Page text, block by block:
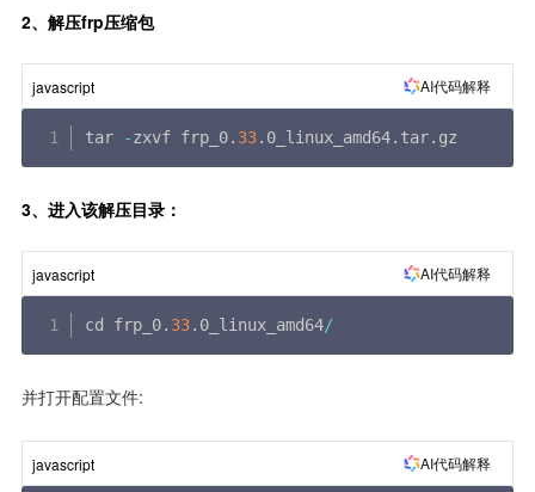
2、解压frp压缩包
javascript AI代码解释
tar -zxvf frp_0. 33. 0_linux_amd64. tar. gz
3、进入该解压目录：
javascript AI代码解释
cd frp_0. 33. 0_linux_amd64/
并打开配置文件:
javascript AI代码解释